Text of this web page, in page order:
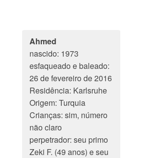
Ahmed
nascido: 1973
esfaqueado e baleado:
26 de fevereiro de 2016
Residência: Karlsruhe
Origem: Turquia
Crianças: sim, número
não claro
perpetrador: seu primo
Zeki F. (49 anos) e seu